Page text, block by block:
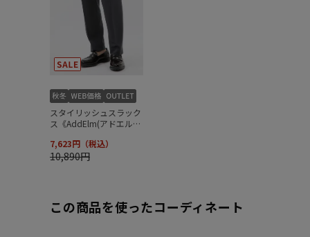
この商品を使ったコーディネート